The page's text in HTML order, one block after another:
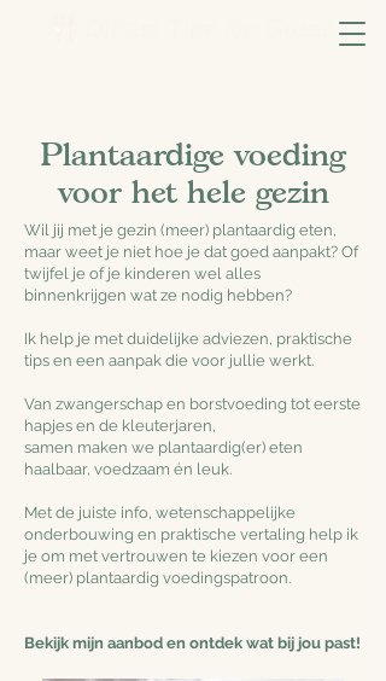
Plantaardige voeding
voor het hele gezin
Wil jij met je gezin (meer) plantaardig eten,
maar weet je niet hoe je dat goed aanpakt? Of
twijfel je of je kinderen wel alles
binnenkrijgen wat ze nodig hebben?​
Ik help je met duidelijke adviezen, praktische
tips en een aanpak die voor jullie werkt.
Van zwangerschap en borstvoeding tot eerste
hapjes en de kleuterjaren,
samen maken we plantaardig(er) eten
haalbaar, voedzaam én leuk.
Met de juiste info, wetenschappelijke
onderbouwing en praktische vertaling help ik
je om met vertrouwen te kiezen voor een
(meer) plantaardig voedingspatroon.
Bekijk mijn aanbod en ontdek wat bij jou past!